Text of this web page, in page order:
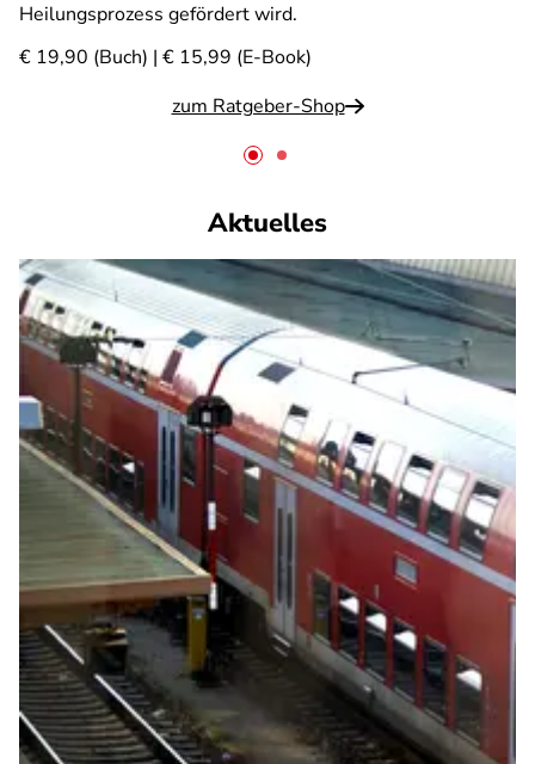
Heilungsprozess gefördert wird.
€ 19,90 (Buch) | € 15,99 (E-Book)
zum Ratgeber-Shop
Aktuelles